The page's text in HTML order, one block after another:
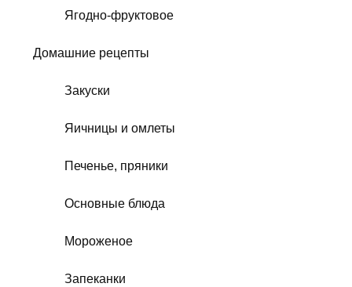
Ягодно-фруктовое
Домашние рецепты
Закуски
Яичницы и омлеты
Печенье, пряники
Основные блюда
Мороженое
Запеканки